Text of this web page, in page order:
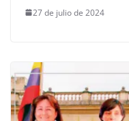
27 de julio de 2024